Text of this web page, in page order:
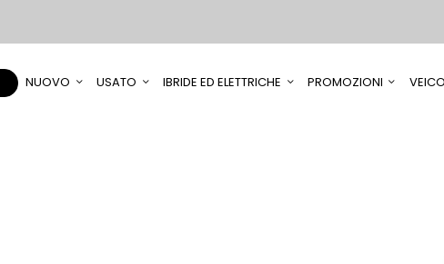
NUOVO USATO IBRIDE ED ELETTRICHE PROMOZIONI